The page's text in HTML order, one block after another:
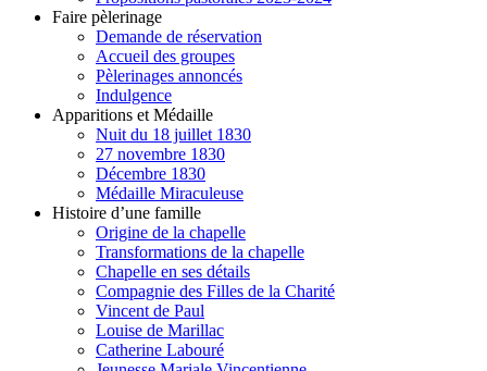
Faire pèlerinage
Demande de réservation
Accueil des groupes
Pèlerinages annoncés
Indulgence
Apparitions et Médaille
Nuit du 18 juillet 1830
27 novembre 1830
Décembre 1830
Médaille Miraculeuse
Histoire d’une famille
Origine de la chapelle
Transformations de la chapelle
Chapelle en ses détails
Compagnie des Filles de la Charité
Vincent de Paul
Louise de Marillac
Catherine Labouré